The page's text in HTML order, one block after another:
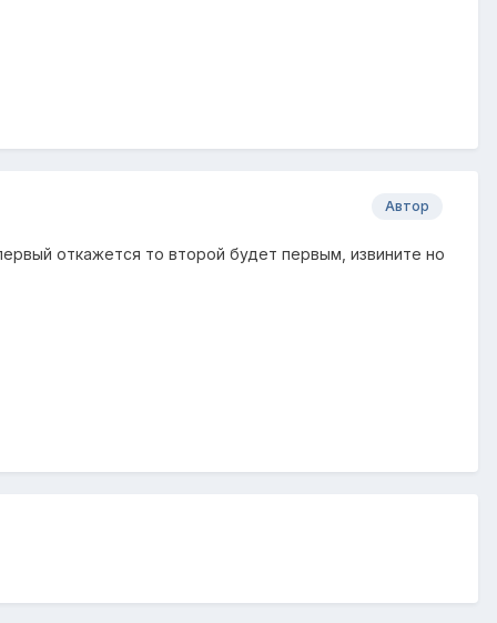
Автор
откажется то второй будет первым, извините но